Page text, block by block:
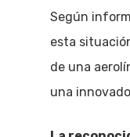
Según
esta
de una
una